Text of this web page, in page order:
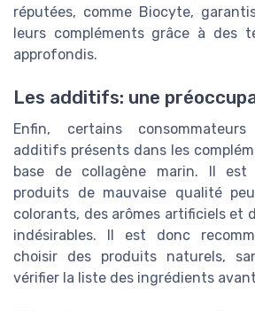
réputées, comme Biocyte,
leurs compléments grâce à des
approfondis.
Les additifs: une
Enfin, certains
additifs présents dans les
base de collagène marin. Il
produits de mauvaise qualité
colorants, des arômes artificiels et
indésirables. Il est donc
choisir des produits naturels,
vérifier la liste des ingrédients